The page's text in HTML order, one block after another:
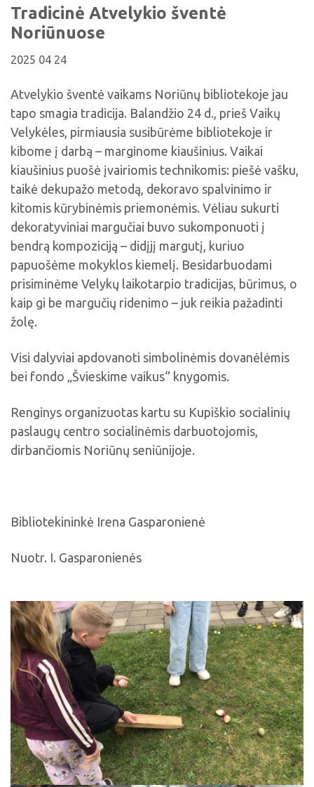
Biblioteka visiems
Viktorinos
Virtualios parodos
Žymūs kupiškėnai
Ramybės takais: interaktyvi kelionė
Skulptūros, prabylančios autoriaus balsu
Mūsų kraštas
Virtualios parodos
NVŠ programa „Atrask ir kurk"
Periodiniai leidiniai
Tau patiks
Naudinga informacija
Padaliniai
Komisijos, darbo grupės
Tradicinė Atvelykio šventė
Noriūnuose
2025 04 24
Atvelykio šventė vaikams Noriūnų bibliotekoje jau
tapo smagia tradicija. Balandžio 24 d., prieš Vaikų
Velykėles, pirmiausia susibūrėme bibliotekoje ir
kibome į darbą – marginome kiaušinius. Vaikai
kiaušinius puošė įvairiomis technikomis: piešė vašku,
taikė dekupažo metodą, dekoravo spalvinimo ir
kitomis kūrybinėmis priemonėmis. Vėliau sukurti
dekoratyviniai margučiai buvo sukomponuoti į
bendrą kompoziciją – didįjį margutį, kuriuo
papuošėme mokyklos kiemelį. Besidarbuodami
prisiminėme Velykų laikotarpio tradicijas, būrimus, o
kaip gi be margučių ridenimo – juk reikia pažadinti
žolę.
Visi dalyviai apdovanoti simbolinėmis dovanėlėmis
bei fondo „Švieskime vaikus“ knygomis.
Renginys organizuotas kartu su Kupiškio socialinių
paslaugų centro socialinėmis darbuotojomis,
dirbančiomis Noriūnų seniūnijoje.
Bibliotekininkė Irena Gasparonienė
Nuotr. I. Gasparonienės